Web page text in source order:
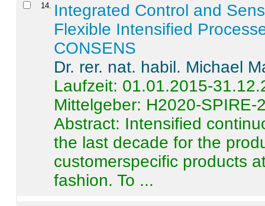
14
Integrated Control and
Flexible Intensified
CONSENS
Dr. rer. nat. habil. Michael
Laufzeit: 01.01.2015-
Mittelgeber: H2020-SPIRE-
Abstract: Intensified
the last decade for the
customerspecific products
fashion. To ...